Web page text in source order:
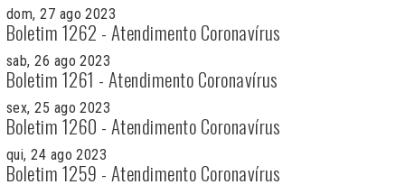
dom, 27 ago 2023
Boletim 1262 - Atendimento Coronavírus
sab, 26 ago 2023
Boletim 1261 - Atendimento Coronavírus
sex, 25 ago 2023
Boletim 1260 - Atendimento Coronavírus
qui, 24 ago 2023
Boletim 1259 - Atendimento Coronavírus